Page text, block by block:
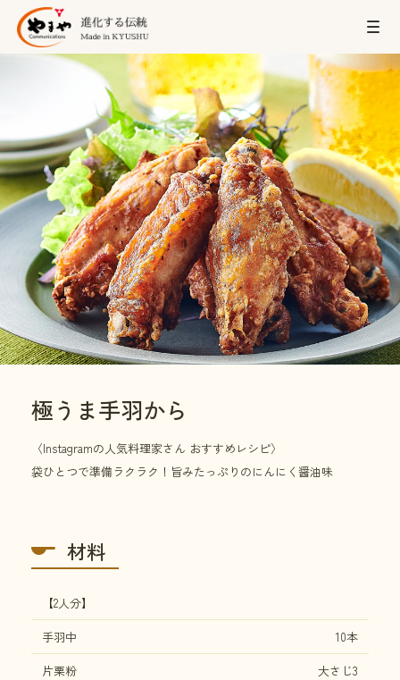
極うま手羽から
〈Instagramの人気料理家さん おすすめレシピ〉
袋ひとつで準備ラクラク！旨みたっぷりのにんにく醤油味
材料
【2人分】
手羽中
10本
片栗粉
大さじ3